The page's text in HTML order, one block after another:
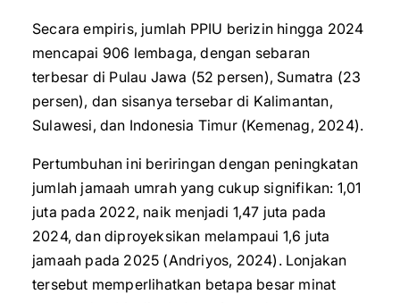
Secara empiris, jumlah PPIU berizin hingga 2024
mencapai 906 lembaga, dengan sebaran
terbesar di Pulau Jawa (52 persen), Sumatra (23
persen), dan sisanya tersebar di Kalimantan,
Sulawesi, dan Indonesia Timur (Kemenag, 2024).
Pertumbuhan ini beriringan dengan peningkatan
jumlah jamaah umrah yang cukup signifikan: 1,01
juta pada 2022, naik menjadi 1,47 juta pada
2024, dan diproyeksikan melampaui 1,6 juta
jamaah pada 2025 (Andriyos, 2024). Lonjakan
tersebut memperlihatkan betapa besar minat